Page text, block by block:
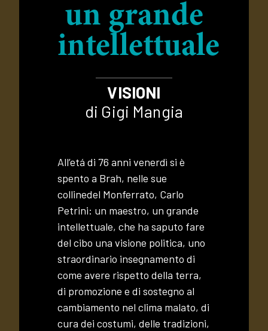
un grande
intellettuale
VISIONI
di Gigi Mangia
All’etá di 76 anni venerdì si è
spento a Brah, nelle sue
collinedel Monferrato, Carlo
Petrini: un maestro, un grande
intellettuale, che ha saputo fare
del cibo una visione politica, uno
straordinario insegnamento di
come avere rispetto della terra,
di promozione e di sostegno al
cambiamento nel clima malato, di
cura dei costumi, delle tradizioni,